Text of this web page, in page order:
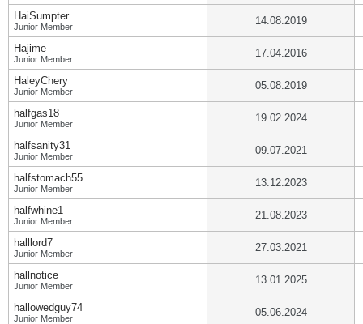
HaiSumpter
Junior Member 14.08.2019
Hajime
Junior Member 17.04.2016
HaleyChery
Junior Member 05.08.2019
halfgas18
Junior Member 19.02.2024
halfsanity31
Junior Member 09.07.2021
halfstomach55
Junior Member 13.12.2023
halfwhine1
Junior Member 21.08.2023
halllord7
Junior Member 27.03.2021
hallnotice
Junior Member 13.01.2025
hallowedguy74
Junior Member 05.06.2024